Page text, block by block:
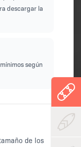
descargar la
según
de los